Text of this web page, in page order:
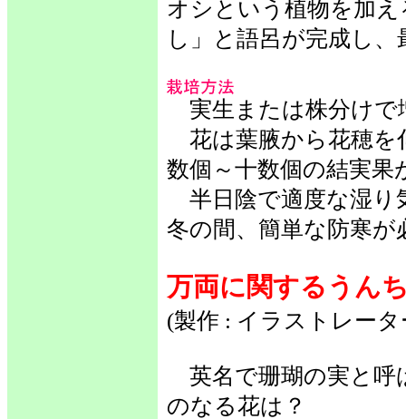
オシという植物を加
し」と語呂が完成し
実生または株分けで
花は葉腋から花穂を
数個～十数個の結実果
半日陰で適度な湿り
冬の間、簡単な防寒が
万両に関するうん
(製作 : イラストレー
英名で珊瑚の実と呼
のなる花は？